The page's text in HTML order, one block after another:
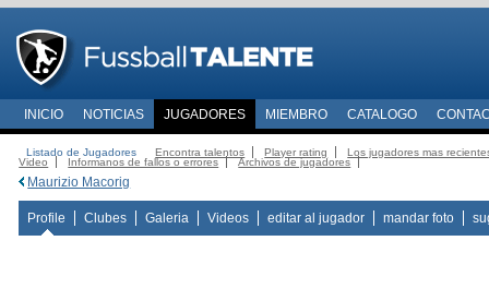
INICIO NOTICIAS JUGADORES MIEMBRO CATALOGO
Listado de Jugadores Encontra talentos Player rating
Los jugadores mas
Video
Informanos de fallos o errores Archivos de jugadores
Maurizio Macorig
Profile Clubes Galeria Videos editar al jugador mandar foto